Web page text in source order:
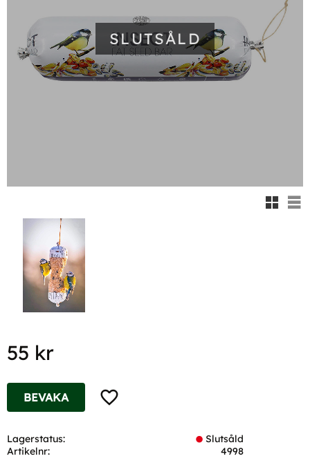
SLUTSÅLD
55 kr
Lägg till i favoriter
BEVAKA
Lagerstatus
Slutsåld
Artikelnr
4998